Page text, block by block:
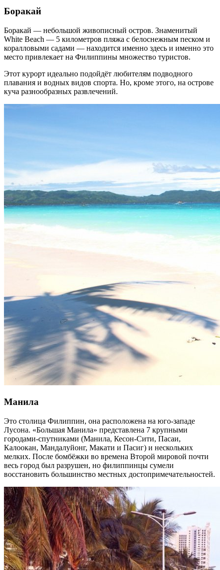
Боракай
Боракай — небольшой живописный остров. Знаменитый
White Beach — 5 километров пляжа с белоснежным песком и
коралловыми садами — находится именно здесь и именно это
место привлекает на Филиппины множество туристов.
Этот курорт идеально подойдёт любителям подводного
плавания и водных видов спорта. Но, кроме этого, на острове
куча разнообразных развлечений.
Манила
Это столица Филиппин, она расположена на юго-западе
Лусона. «Большая Манила» представлена 7 крупными
городами-спутниками (Манила, Кесон-Сити, Пасаи,
Калоокан, Мандалуйонг, Макати и Пасиг) и нескольких
мелких. После бомбёжки во времена Второй мировой почти
весь город был разрушен, но филиппинцы сумели
восстановить большинство местных достопримечательностей.